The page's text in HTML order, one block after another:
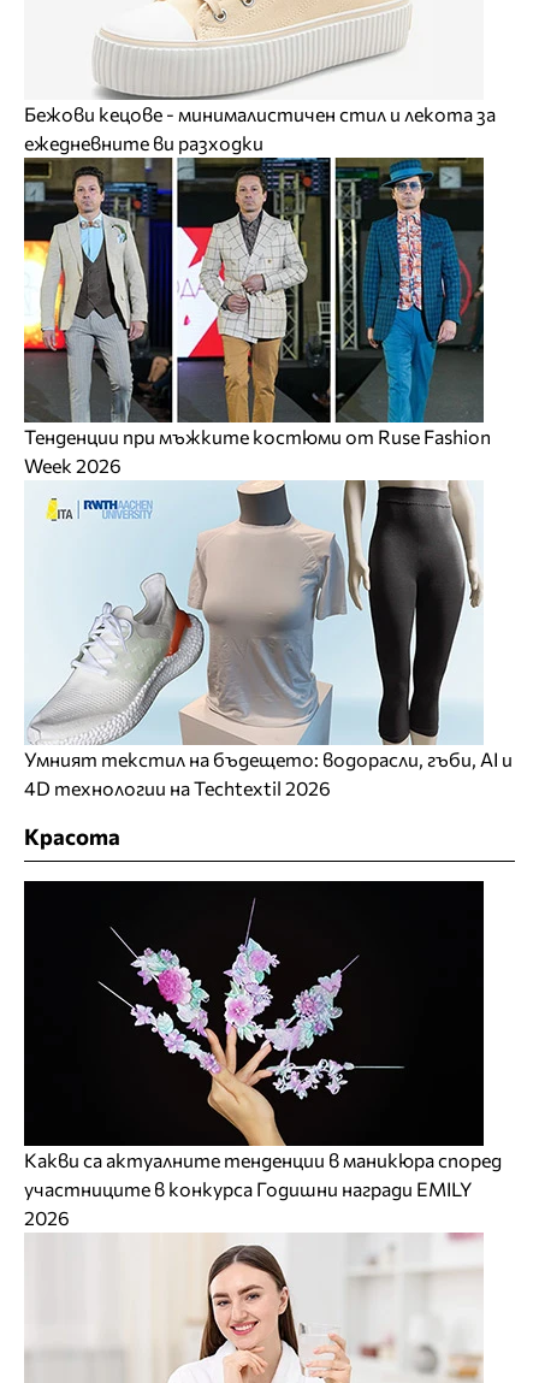
Бежови кецове - минималистичен стил и лекота за
ежедневните ви разходки
Тенденции при мъжките костюми от Ruse Fashion
Week 2026
Умният текстил на бъдещето: водорасли, гъби, AI и
4D технологии на Techtextil 2026
Красота
Какви са актуалните тенденции в маникюра според
участниците в конкурса Годишни награди EMILY
2026